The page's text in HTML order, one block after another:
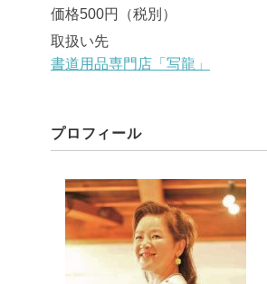
価格500円（税別）
取扱い先
書道用品専門店「写龍」
プロフィール